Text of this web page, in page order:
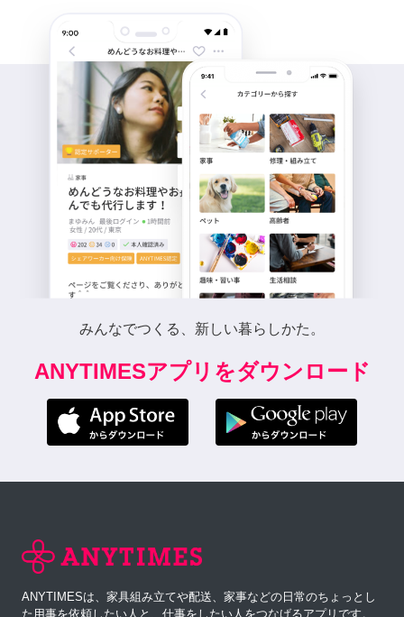
みんなでつくる、新しい暮らしかた。
ANYTIMESアプリをダウンロード
ANYTIMESは、家具組み立てや配送、家事などの日常のちょっとし
た用事を依頼したい人と、仕事をしたい人をつなげるアプリです。